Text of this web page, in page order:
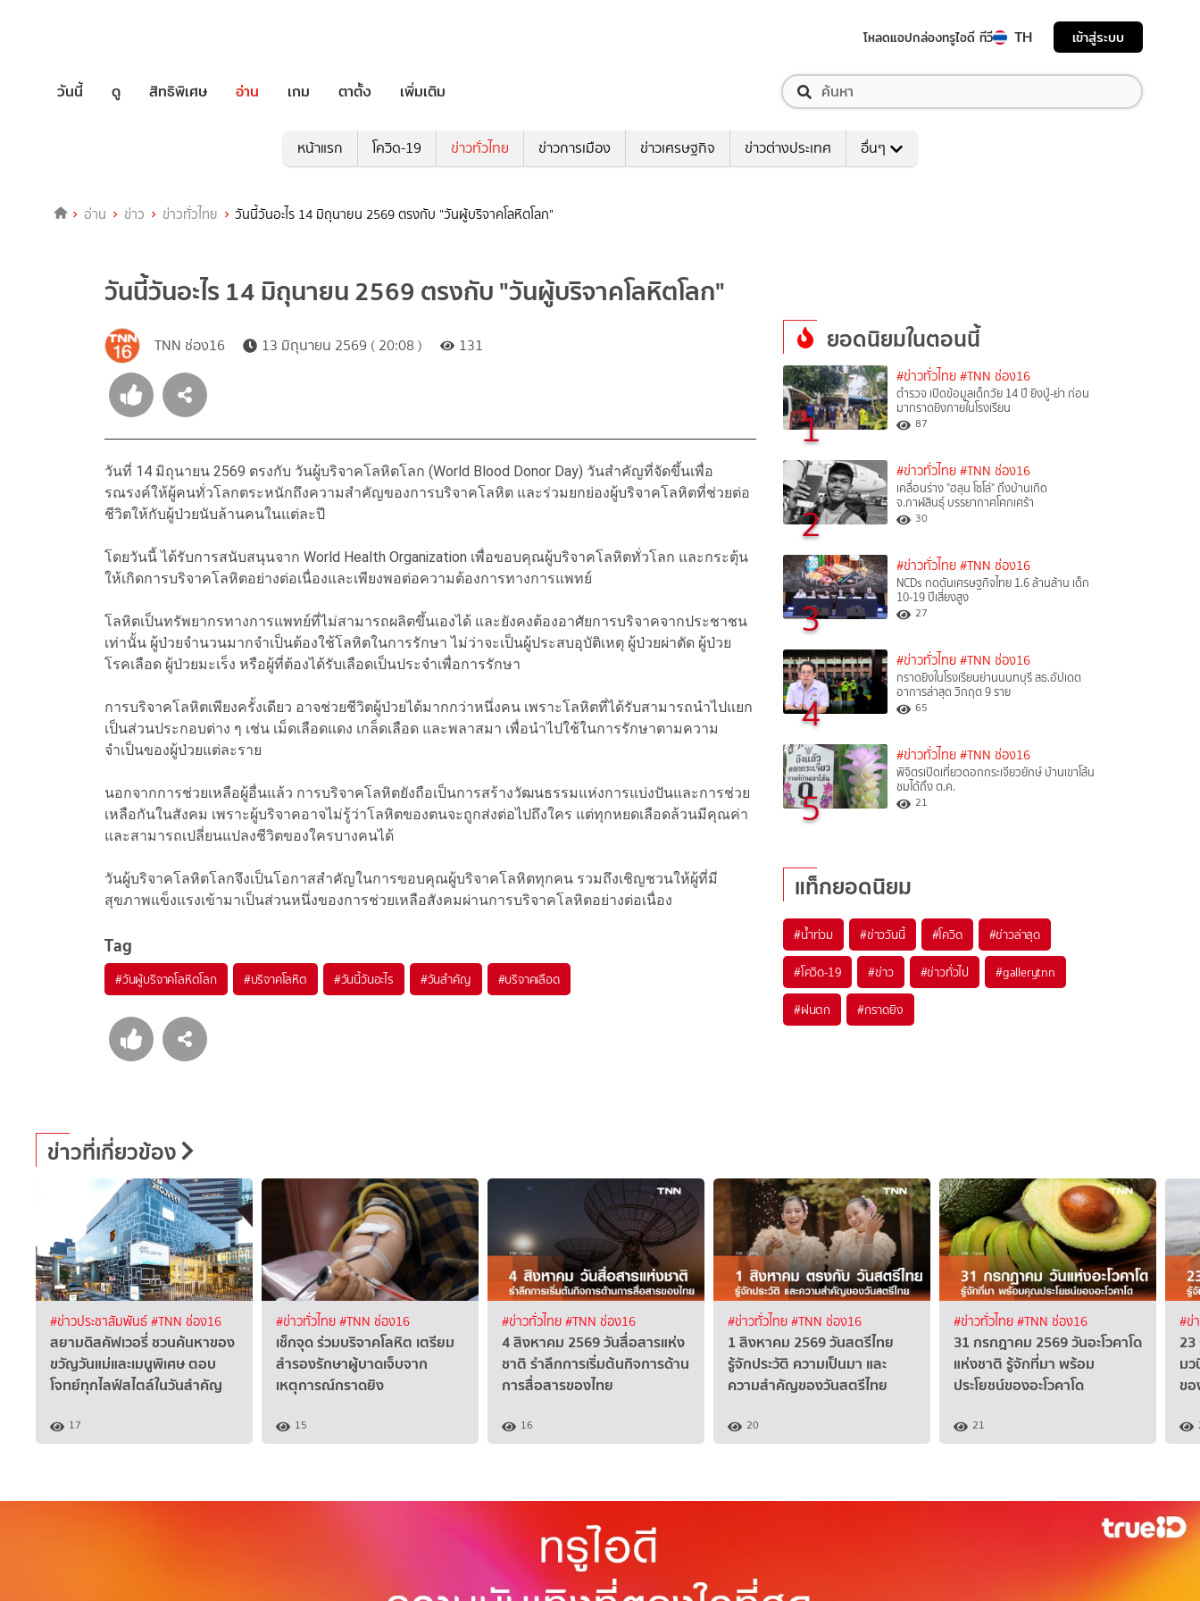
โหลดแอปกล่องทรูไอดี ทีวี TH เข้าสู่ระบบ
วันนี้ ดู สิทธิพิเศษ อ่าน เกม ตาตั้ง เพิ่มเติม
หน้าแรก โควิด-19 ข่าวทั่วไทย ข่าวการเมือง ข่าวเศรษฐกิจ ข่าวต่างประเทศ อื่นๆ
อ่าน ข่าว ข่าวทั่วไทย วันนี้วันอะไร 14 มิถุนายน 2569 ตรงกับ "วันผู้บริจาคโลหิตโลก"
วันนี้วันอะไร 14 มิถุนายน 2569 ตรงกับ "วันผู้บริจาคโลหิตโลก"
TNN ช่อง16 13 มิถุนายน 2569 ( 20:08 ) 131
วันที่ 14 มิถุนายน 2569 ตรงกับ วันผู้บริจาคโลหิตโลก (World Blood Donor Day) วันสำคัญที่จัดขึ้นเพื่อ
รณรงค์ให้ผู้คนทั่วโลกตระหนักถึงความสำคัญของการบริจาคโลหิต และร่วมยกย่องผู้บริจาคโลหิตที่ช่วยต่อ
ชีวิตให้กับผู้ป่วยนับล้านคนในแต่ละปี
โดยวันนี้ ได้รับการสนับสนุนจาก World Health Organization เพื่อขอบคุณผู้บริจาคโลหิตทั่วโลก และกระตุ้น
ให้เกิดการบริจาคโลหิตอย่างต่อเนื่องและเพียงพอต่อความต้องการทางการแพทย์
โลหิตเป็นทรัพยากรทางการแพทย์ที่ไม่สามารถผลิตขึ้นเองได้ และยังคงต้องอาศัยการบริจาคจากประชาชน
เท่านั้น ผู้ป่วยจำนวนมากจำเป็นต้องใช้โลหิตในการรักษา ไม่ว่าจะเป็นผู้ประสบอุบัติเหตุ ผู้ป่วยผ่าตัด ผู้ป่วย
โรคเลือด ผู้ป่วยมะเร็ง หรือผู้ที่ต้องได้รับเลือดเป็นประจำเพื่อการรักษา
การบริจาคโลหิตเพียงครั้งเดียว อาจช่วยชีวิตผู้ป่วยได้มากกว่าหนึ่งคน เพราะโลหิตที่ได้รับสามารถนำไปแยก
เป็นส่วนประกอบต่าง ๆ เช่น เม็ดเลือดแดง เกล็ดเลือด และพลาสมา เพื่อนำไปใช้ในการรักษาตามความ
จำเป็นของผู้ป่วยแต่ละราย
นอกจากการช่วยเหลือผู้อื่นแล้ว การบริจาคโลหิตยังถือเป็นการสร้างวัฒนธรรมแห่งการแบ่งปันและการช่วย
เหลือกันในสังคม เพราะผู้บริจาคอาจไม่รู้ว่าโลหิตของตนจะถูกส่งต่อไปถึงใคร แต่ทุกหยดเลือดล้วนมีคุณค่า
และสามารถเปลี่ยนแปลงชีวิตของใครบางคนได้
วันผู้บริจาคโลหิตโลกจึงเป็นโอกาสสำคัญในการขอบคุณผู้บริจาคโลหิตทุกคน รวมถึงเชิญชวนให้ผู้ที่มี
สุขภาพแข็งแรงเข้ามาเป็นส่วนหนึ่งของการช่วยเหลือสังคมผ่านการบริจาคโลหิตอย่างต่อเนื่อง
Tag
#วันผู้บริจาคโลหิตโลก #บริจาคโลหิต #วันนี้วันอะไร #วันสำคัญ #บริจาคเลือด
ยอดนิยมในตอนนี้
1
#ข่าวทั่วไทย #TNN ช่อง16
ตำรวจ เปิดข้อมูลเด็กวัย 14 ปี ยิงปู่-ย่า ก่อน
มากราดยิงภายในโรงเรียน
87
2
#ข่าวทั่วไทย #TNN ช่อง16
เคลื่อนร่าง "ฮลุน โซโล่" ถึงบ้านเกิด
จ.กาฬสินธุ์ บรรยากาศโศกเศร้า
30
3
#ข่าวทั่วไทย #TNN ช่อง16
NCDs กดดันเศรษฐกิจไทย 1.6 ล้านล้าน เด็ก
10-19 ปีเสี่ยงสูง
27
4
#ข่าวทั่วไทย #TNN ช่อง16
กราดยิงในโรงเรียนย่านนนทบุรี สธ.อัปเดต
อาการล่าสุด วิกฤต 9 ราย
65
5
#ข่าวทั่วไทย #TNN ช่อง16
พิจิตรเปิดเที่ยวดอกกระเจียวยักษ์ บ้านเขาโล้น
ชมได้ถึง ต.ค.
21
แท็กยอดนิยม
#น้ำท่วม #ข่าววันนี้ #โควิด #ข่าวล่าสุด
#โควิด-19 #ข่าว #ข่าวทั่วไป #gallerytnn
#ฝนตก #กราดยิง
ข่าวที่เกี่ยวข้อง
#ข่าวประชาสัมพันธ์#TNN ช่อง16
สยามดิสคัฟเวอรี่ ชวนค้นหาของ
ขวัญวันแม่และเมนูพิเศษ ตอบ
โจทย์ทุกไลฟ์สไตล์ในวันสำคัญ
17
#ข่าวทั่วไทย#TNN ช่อง16
เช็กจุด ร่วมบริจาคโลหิต เตรียม
สำรองรักษาผู้บาดเจ็บจาก
เหตุการณ์กราดยิง
15
#ข่าวทั่วไทย#TNN ช่อง16
4 สิงหาคม 2569 วันสื่อสารแห่ง
ชาติ รำลึกการเริ่มต้นกิจการด้าน
การสื่อสารของไทย
16
#ข่าวทั่วไทย#TNN ช่อง16
1 สิงหาคม 2569 วันสตรีไทย
รู้จักประวัติ ความเป็นมา และ
ความสำคัญของวันสตรีไทย
20
#ข่าวทั่วไทย#TNN ช่อง16
31 กรกฎาคม 2569 วันอะโวคาโด
แห่งชาติ รู้จักที่มา พร้อม
ประโยชน์ของอะโวคาโด
21
#ข่
ม
ข